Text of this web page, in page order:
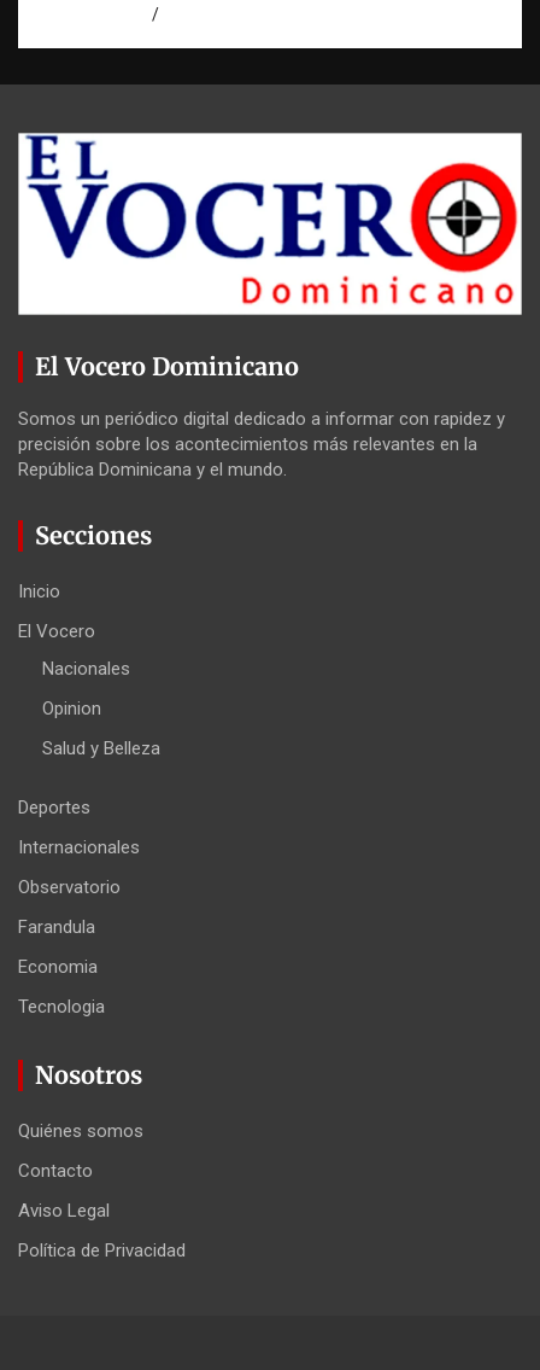
El Vocero Dominicano
Somos un periódico digital dedicado a informar con rapidez y
precisión sobre los acontecimientos más relevantes en la
República Dominicana y el mundo.
Secciones
Inicio
El Vocero
Nacionales
Opinion
Salud y Belleza
Deportes
Internacionales
Observatorio
Farandula
Economia
Tecnologia
Nosotros
Quiénes somos
Contacto
Aviso Legal
Política de Privacidad